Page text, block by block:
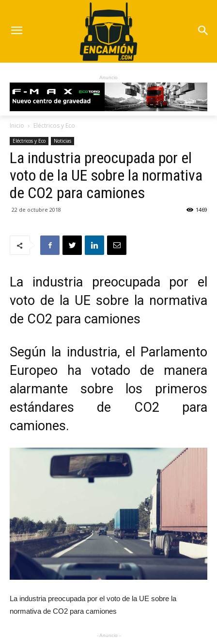
Anuncio
Inicio Eléctricos y Eco
Eléctricos y Eco Noticias
La industria preocupada por el
voto de la UE sobre la normativa
de CO2 para camiones
22 de octubre 2018 1469
La industria preocupada por el
voto de la UE sobre la normativa
de CO2 para camiones
Según la industria, el Parlamento
Europeo ha votado de manera
alarmante sobre los primeros
estándares de CO2 para
camiones.
La industria preocupada por el voto de la UE sobre la
normativa de CO2 para camiones
- Anuncio -